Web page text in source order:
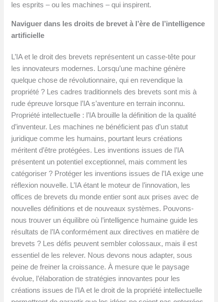
les esprits – ou les machines – qui inspirent.
Naviguer dans les droits de brevet à l’ère de l’intelligence
artificielle
L’IA et le droit des brevets représentent un casse-tête pour
les innovateurs modernes. Lorsqu’une machine génère
quelque chose de révolutionnaire, qui en revendique la
propriété ? Les cadres traditionnels des brevets sont mis à
rude épreuve lorsque l’IA s’aventure en terrain inconnu.
Propriété intellectuelle : l’IA brouille la définition de la qualité
d’inventeur. Les machines ne bénéficient pas d’un statut
juridique comme les humains, pourtant leurs créations
méritent d’être protégées. Les inventions issues de l’IA
présentent un potentiel exceptionnel, mais comment les
catégoriser ? Protéger les inventions issues de l’IA exige une
réflexion nouvelle. L’IA étant le moteur de l’innovation, les
offices de brevets du monde entier sont aux prises avec de
nouvelles définitions et de nouveaux systèmes. Pouvons-
nous trouver un équilibre où l’intelligence humaine guide les
résultats de l’IA conformément aux directives en matière de
brevets ? Les défis peuvent sembler colossaux, mais il est
essentiel de les relever. Nous devons nous adapter, sous
peine de freiner la croissance. À mesure que le paysage
évolue, l’élaboration de stratégies innovantes pour les
créations issues de l’IA et le droit de la propriété intellectuelle